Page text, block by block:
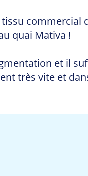
commercial
quai Mativa !
et il
très vite et